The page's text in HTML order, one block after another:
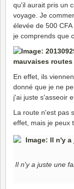
qu'il aurait pris un
voyage. Je
élevée de 500
je comprends que
En effet, ils
donné que je ne
j'ai juste s'asseoir
La route n'est pas
effet, mais je peux
Il n'y a juste une